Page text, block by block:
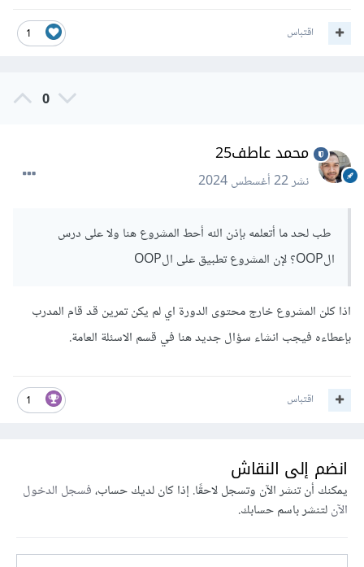
1 اقتباس
0
محمد عاطف25
نشر22 أغسطس 2024
طب لحد ما أتعلمه بإذن الله أحط المشروع هنا ولا على درس
الOOP؟ لإن المشروع تطبيق على الOOP
اذا كلن المشروع خارج محتوى الدورة اي لم يكن تمرين قد قام المدرب
بإعطاءه فيجب انشاء سؤال جديد هنا في قسم الاسئلة العامة.
1 اقتباس
انضم إلى النقاش
يمكنك أن تنشر الآن وتسجل لاحقًا. إذا كان لديك حساب،فسجل الدخول
الآنلتنشر باسم حسابك.